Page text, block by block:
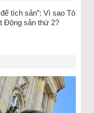
tích sản”: Vì sao Tô
Động sản thứ 2?